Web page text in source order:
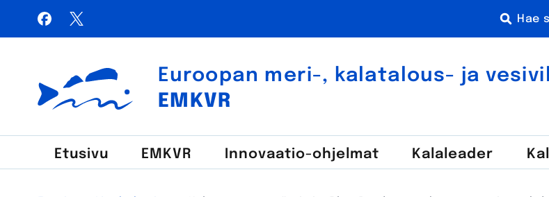
sisältöön
Facebook
Euroopan meri-, kalatalous- ja vesiviljelyrahasto
Euroopan meri-, kala­talous- ja
EMKVR
Etusivu EMKVR Innovaatio-ohjelmat Kala­leader